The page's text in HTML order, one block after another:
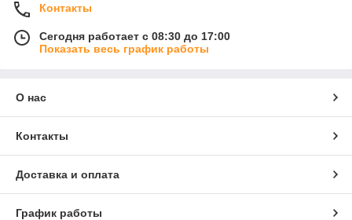
Контакты
Сегодня работает с 08:30 до 17:00
Показать весь график работы
О нас
Контакты
Доставка и оплата
График работы